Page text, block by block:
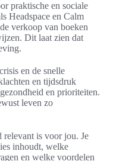
praktische en sociale
Headspace en Calm
verkoop van boeken
Dit laat zien dat
en de snelle
en tijdsdruk
en prioriteiten.
leven zo
relevant is voor jou. Je
inhoudt, welke
en welke voordelen